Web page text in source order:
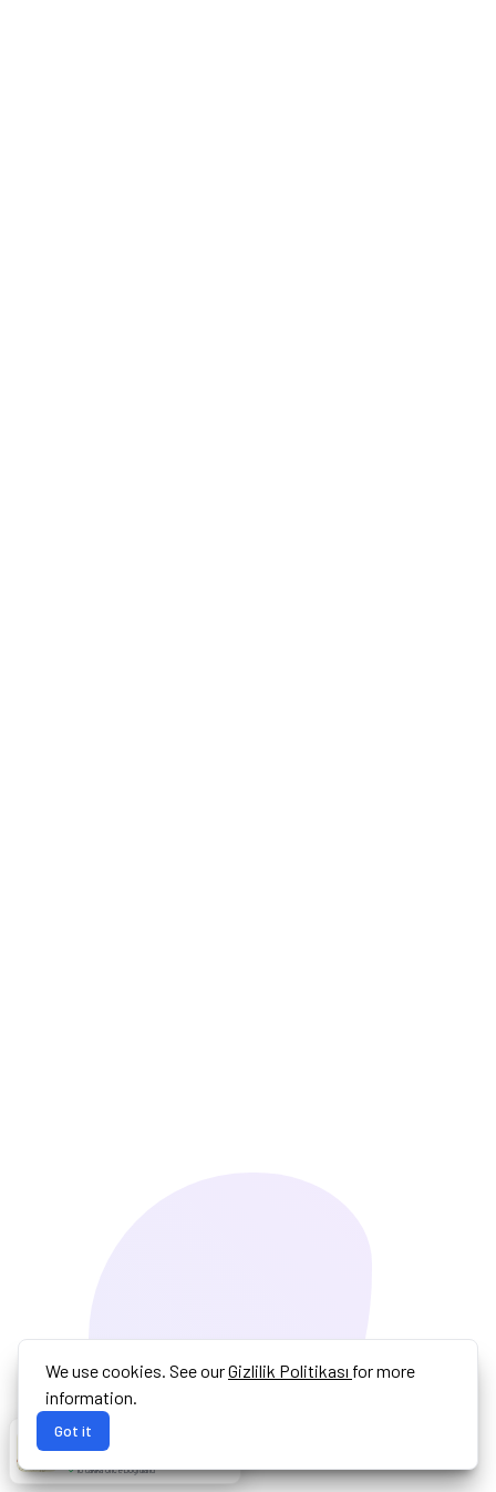
We use cookies. See ourGizlilik Politikası for more
information.
Got it